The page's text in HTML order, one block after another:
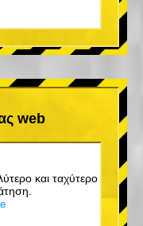
web
και ταχύτερο